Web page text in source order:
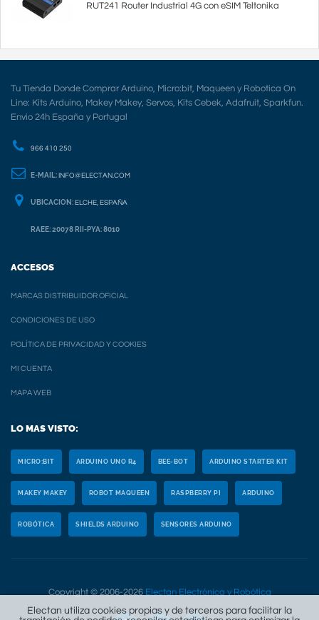
RUT241 Router Industrial 4G con eSIM Teltonika
Tu Tienda Donde Comprar Arduino, Micro:bit, Maqueen y Robotica On
Line: Kits Arduino, Makey Makey, Servos, Kits Cebek, Adafruit, Sparkfun.
Envio 24h España y Portugal
966 410 250
E-MAIL: INFO@ELECTAN.COM
UBICACION: ELCHE, ESPAÑA
RAEE: 20078 RII-PYA: 8010
ACCESOS
MARCAS DISTRIBUIDOR OFICIAL
CONDICIONES DE USO
POLÍTICA DE PRIVACIDAD Y COOKIES
MI CUENTA
MAPA WEB
LO MAS VISTO:
MICRO:BIT ARDUINO UNO R4 BEE-BOT ARDUINO STARTER KIT
MAKEY MAKEY ROBOT MAQUEEN RASPBERRY PI ARDUINO
ROBÓTICA SHIELDS ARDUINO SENSORES ARDUINO
Copyright © 2006-2026 Electan Electrónica y Robótica
Electan utiliza cookies propias y de terceros para facilitar la